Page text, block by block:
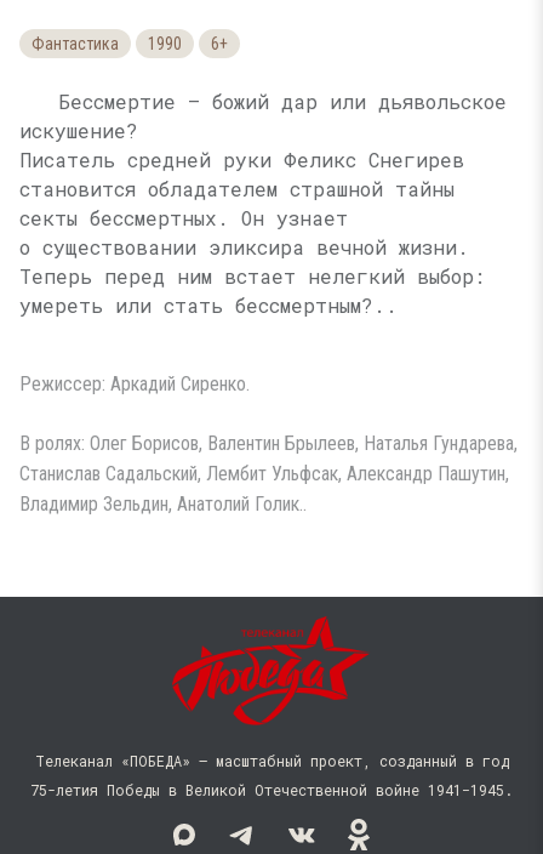
Фантастика 1990 6+
Бессмертие — божий дар или дьявольское
искушение?
Писатель средней руки Феликс Снегирев
становится обладателем страшной тайны
секты бессмертных. Он узнает
о существовании эликсира вечной жизни.
Теперь перед ним встает нелегкий выбор:
умереть или стать бессмертным?..
Режиссер: Аркадий Сиренко.
В ролях: Олег Борисов, Валентин Брылеев, Наталья Гундарева,
Станислав Садальский, Лембит Ульфсак, Александр Пашутин,
Владимир Зельдин, Анатолий Голик..
Телеканал «ПОБЕДА» — масштабный проект, созданный в год
75-летия Победы в Великой Отечественной войне 1941−1945.